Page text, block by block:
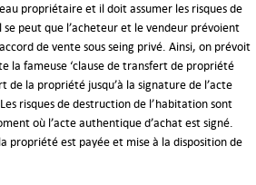
propriétaire et il doit assumer les risques de
peut que l’acheteur et le vendeur prévoient
de vente sous seing privé. Ainsi, on prévoit
la fameuse ‘clause de transfert de propriété
de la propriété jusqu’à la signature de l’acte
risques de destruction de l’habitation sont
où l’acte authentique d’achat est signé.
propriété est payée et mise à la disposition de